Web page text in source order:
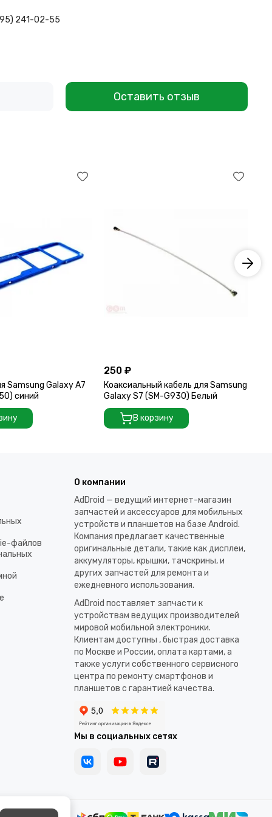
241-02-55
Оставить отзыв
Samsung Galaxy A7
синий
250 ₽
Коаксиальный кабель для Samsung
Galaxy S7 (SM-G930) Белый
В корзину
файлов
О компании
AdDroid — ведущий интернет-магазин
запчастей и аксессуаров для мобильных
устройств и планшетов на базе Android.
Компания предлагает качественные
оригинальные детали, такие как дисплеи,
аккумуляторы, крышки, тачскрины, и
других запчастей для ремонта и
ежедневного использования.​
AdDroid поставляет запчасти к
устройствам ведущих производителей
мировой мобильной электроники.
Клиентам доступны , быстрая доставка
по Москве и России, оплата картами, а
также услуги собственного сервисного
центра по ремонту смартфонов и
планшетов с гарантией качества.
Мы в социальных сетях